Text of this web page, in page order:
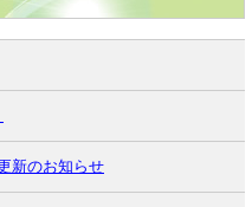
新のお知らせ